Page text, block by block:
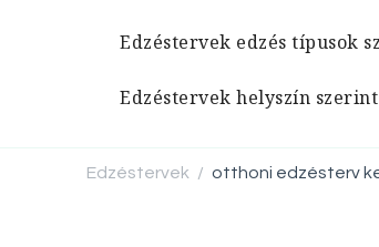
Edzéstervek edzés típusok
Edzéstervek helyszín
Edzéstervek / otthoni edzésterv